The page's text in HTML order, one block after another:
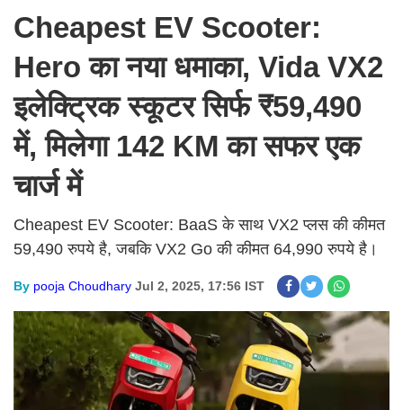
Cheapest EV Scooter:
Hero का नया धमाका, Vida VX2
इलेक्ट्रिक स्कूटर सिर्फ ₹59,490
में, मिलेगा 142 KM का सफर एक
चार्ज में
Cheapest EV Scooter: BaaS के साथ VX2 प्लस की कीमत
59,490 रुपये है, जबकि VX2 Go की कीमत 64,990 रुपये है।
By pooja Choudhary Jul 2, 2025, 17:56 IST